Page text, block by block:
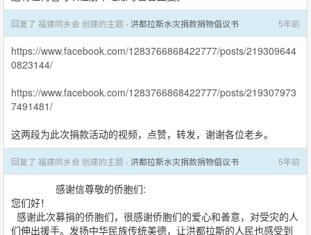
5年前
回复了 福建同乡会 创建的主题 › 洪都拉斯水灾捐款捐物倡议书
https://www.facebook.com/1283766868422777/posts/219309644
0823144/
https://www.facebook.com/1283766868422777/posts/219307973
7491481/
这两段为此次捐款活动的视频，点赞，转发，谢谢各位老乡。
5年前
回复了 福建同乡会 创建的主题 › 洪都拉斯水灾捐款捐物倡议书
感谢信尊敬的侨胞们:
您们好！
感谢此次募捐的侨胞们，很感谢侨胞们的爱心和善意，对受灾的人
们伸出援手。发扬中华民族传统美德，让洪都拉斯的人民也感受到